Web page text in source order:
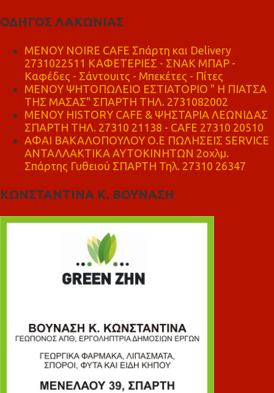
ΟΔΗΓΟΣ ΛΑΚΩΝΙΑΣ
MENOY NOIRE CAFE Σπάρτη και Delivery
2731022511 ΚΑΦΕΤΕΡΙΕΣ - ΣΝΑΚ ΜΠΑΡ -
Καφέδες - Σάντουιτς - Μπεκέτες - Πίτες
ΜΕΝΟΥ ΨΗΤΟΠΩΛΕΙΟ ΕΣΤΙΑΤΟΡΙΟ " Η ΠΙΑΤΣΑ
ΤΗΣ ΜΑΣΑΣ" ΣΠΑΡΤΗ ΤΗΛ. 2731082002
ΜΕΝΟΥ HISTORY CAFE & ΨΗΣΤΑΡΙΑ ΛΕΩΝΙΔΑΣ
ΣΠΑΡΤΗ ΤΗΛ. 27310 21138 - CAFE 27310 20510
ΑΦΑΙ ΒΑΚΑΛΟΠΟΥΛΟΥ Ο.Ε ΠΩΛΗΣΕΙΣ SERVICE
ΑΝΤΑΛΛΑΚΤΙΚΑ ΑΥΤΟΚΙΝΗΤΩΝ 2οχλμ.
Σπάρτης Γυθειού ΣΠΑΡΤΗ Τηλ. 27310 26347
ΚΩΝΣΤΑΝΤΙΝΑ Κ. ΒΟΥΝΑΣΗ